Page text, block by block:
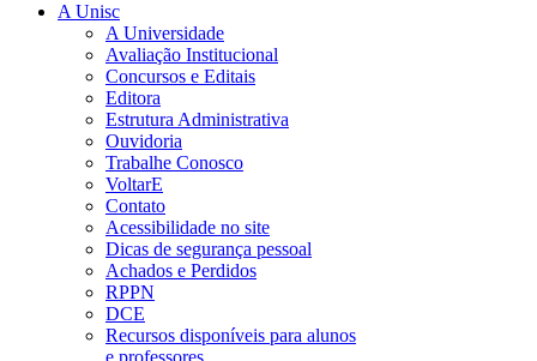
A Unisc
A Universidade
Avaliação Institucional
Concursos e Editais
Editora
Estrutura Administrativa
Ouvidoria
Trabalhe Conosco
VoltarE
Contato
Acessibilidade no site
Dicas de segurança pessoal
Achados e Perdidos
RPPN
DCE
Recursos disponíveis para alunos
e professores